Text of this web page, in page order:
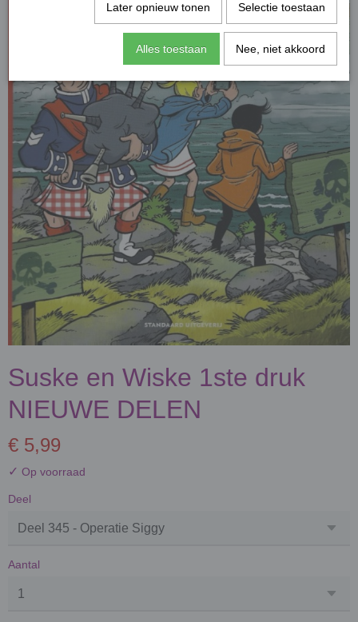
Suske en Wiske 1ste druk
NIEUWE DELEN
€ 5,99
✓ Op voorraad
Deel
Aantal
Later opnieuw tonen Selectie toestaan
Alles toestaan Nee, niet akkoord